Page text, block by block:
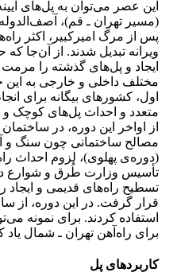
این عصر می‌توان به پل‌های
(مسیر تهران ـ قم)،
پس از مرگ امیرکبیر، اکثر
ویرانه تبدیل شدند. از آن‌جا
ایجاد و پل‌های گذشته را
مختلف داخلی و خارجی به
اول، کشورهای بیگانه برای
متعدد و احداث پل‌های کوچک و
از اواخر این دوره، در
مصالح ساختمانی چون سنگ و
(دوره‌ی پهلوی)، لزوم احداث
تأسیس وزارت طُرق و شوارع
تسطیح راه‌های قدیمی و ایجاد
قرار گرفت. در این دوره، از
برای راه‌آهن تهران ـ شمال یاد
کاربردهای پل